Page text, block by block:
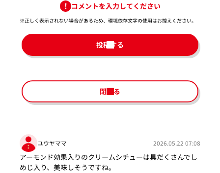
コメントを入力してください
※正しく表示されない場合があるため、環境依存文字の使用はお控えください。​
投稿する
閉じる
ユウヤママ 2026.05.22 07:08
アーモンド効果入りのクリームシチューは具だくさんでし
めじ入り、美味しそうですね。